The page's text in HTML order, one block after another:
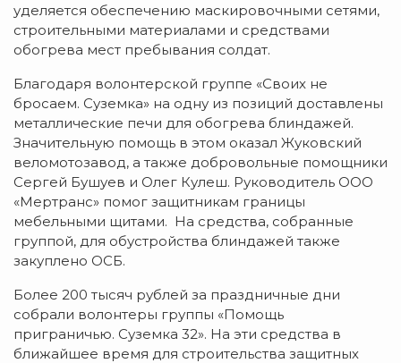
уделяется обеспечению маскировочными сетями,
строительными материалами и средствами
обогрева мест пребывания солдат.
Благодаря волонтерской группе «Своих не
бросаем. Суземка» на одну из позиций доставлены
металлические печи для обогрева блиндажей.
Значительную помощь в этом оказал Жуковский
веломотозавод, а также добровольные помощники
Сергей Бушуев и Олег Кулеш. Руководитель ООО
«Мертранс» помог защитникам границы
мебельными щитами. На средства, собранные
группой, для обустройства блиндажей также
закуплено ОСБ.
Более 200 тысяч рублей за праздничные дни
собрали волонтеры группы «Помощь
приграничью. Суземка 32». На эти средства в
ближайшее время для строительства защитных